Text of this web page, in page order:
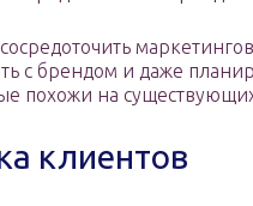
с брендом и даже
похожи на
клиентов